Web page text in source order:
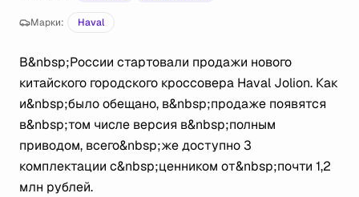
Марки: Haval
В&nbsp;России стартовали продажи нового
китайского городского кроссовера Haval Jolion. Как
и&nbsp;было обещано, в&nbsp;продаже появятся
в&nbsp;том числе версия в&nbsp;полным
приводом, всего&nbsp;же доступно 3
комплектации с&nbsp;ценником от&nbsp;почти 1,2
млн рублей.